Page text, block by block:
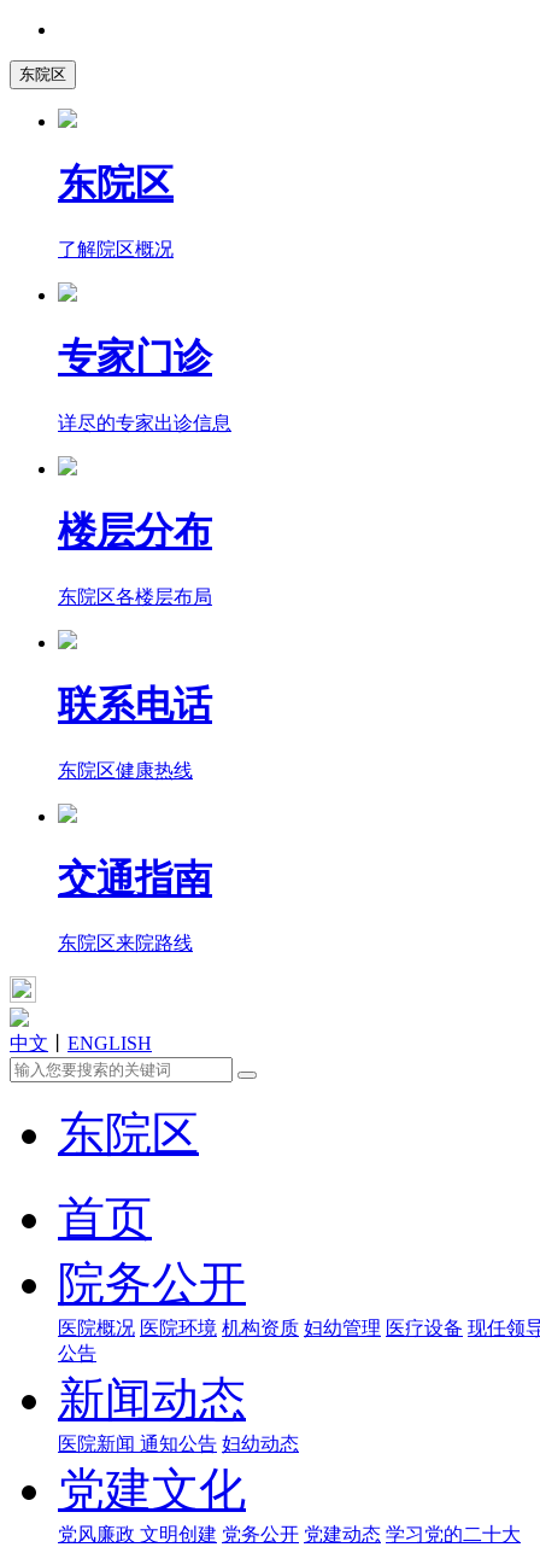
东院区
东院区
了解院区概况
专家门诊
详尽的专家出诊信息
楼层分布
东院区各楼层布局
联系电话
东院区健康热线
交通指南
东院区来院路线
中文 ENGLISH
东院区
首页
院务公开
医院概况 医院环境 机构资质 妇幼管理 医疗设备 现任领
公告
新闻动态
医院新闻 通知公告 妇幼动态
党建文化
党风廉政 文明创建 党务公开 党建动态 学习党的二十大